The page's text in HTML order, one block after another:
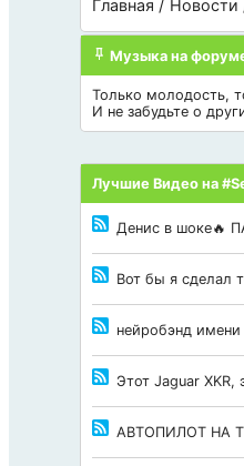
Главная Новости
Музыка на форуме
Только молодость,
И не забудьте о
Лучшие Видео на
Денис в шоке🔥
Вот бы я сделал
нейробэнд
Этот Jaguar
АВТОПИЛОТ НА